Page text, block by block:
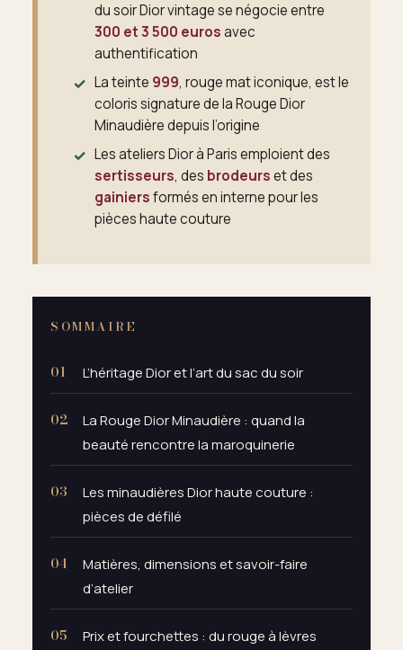
du soir Dior vintage se négocie entre
300 et 3 500 eurosavec
authentification
La teinte 999, rouge mat iconique, est le
coloris signature de la Rouge Dior
Minaudière depuis l’origine
Les ateliers Dior à Paris emploient des
sertisseurs, des brodeurset des
gainiersformés en interne pour les
pièces haute couture
SOMMAIRE
L’héritage Dior et l’art du sac du soir
La Rouge Dior Minaudière : quand la
beauté rencontre la maroquinerie
Les minaudières Dior haute couture :
pièces de défilé
Matières, dimensions et savoir-faire
d’atelier
Prix et fourchettes : du rouge à lèvres